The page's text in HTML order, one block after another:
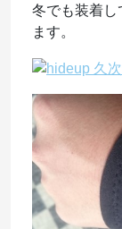
冬でも装着し
ます。